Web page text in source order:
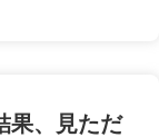
果、見ただ